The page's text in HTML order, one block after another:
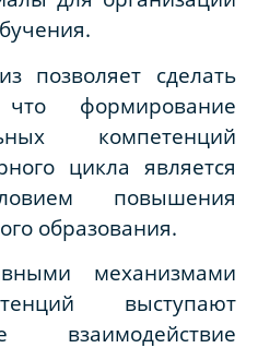
позволяет сделать
формирование
компетенций
цикла является
повышения
образования.
механизмами
выступают
взаимодействие